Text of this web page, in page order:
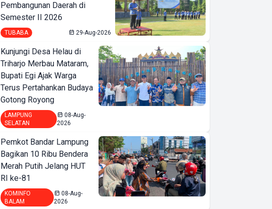
Pembangunan Daerah di
Semester II 2026
TUBABA 29-Aug-2026
Kunjungi Desa Helau di
Triharjo Merbau Mataram,
Bupati Egi Ajak Warga
Terus Pertahankan Budaya
Gotong Royong
LAMPUNG
SELATAN
08-Aug-
2026
Pemkot Bandar Lampung
Bagikan 10 Ribu Bendera
Merah Putih Jelang HUT
RI ke-81
KOMINFO
BALAM
08-Aug-
2026